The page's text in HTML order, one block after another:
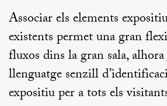
Associar els elements
existents permet una gran
fluxos dins la gran sala,
llenguatge senzill
expositiu per a tots els